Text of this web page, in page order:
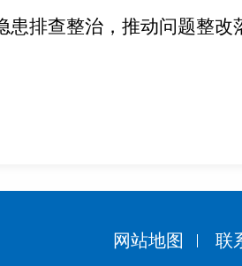
患排查整治，推动问题整改
网站地图 联